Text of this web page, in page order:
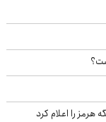
را اعلام کرد